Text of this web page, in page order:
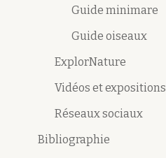
Guide minimare
Guide oiseaux
ExplorNature
Vidéos et expositions
Réseaux sociaux
Bibliographie